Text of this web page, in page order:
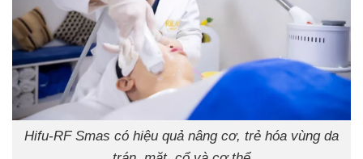
Hifu-RF Smas có hiệu quả nâng cơ, trẻ hóa vùng da